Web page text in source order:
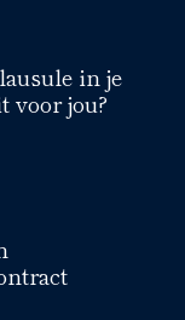
in je
voor jou?